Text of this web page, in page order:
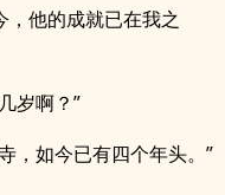
他的成就已在我之
岁啊？”
，如今已有四个年头。”